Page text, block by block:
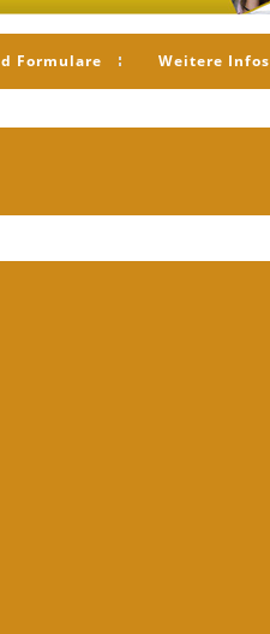
Formulare Weitere Infos